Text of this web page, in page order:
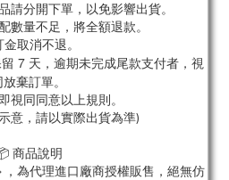
請分開下單，以免影響出貨。
數量不足，將全額退款。
金取消不退。
7 天，逾期未完成尾款支付者，視
放棄訂單。
視同同意以上規則。
意，請以實際出貨為準)
商品說明
，為代理進口廠商授權販售，絕無仿